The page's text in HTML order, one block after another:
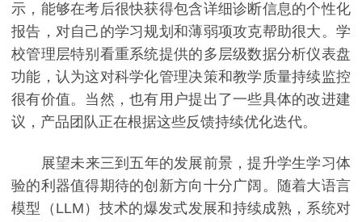
示，能够在考后很快获得包含详细诊断信息的个性化
报告，对自己的学习规划和薄弱项攻克帮助很大。学
校管理层特别看重系统提供的多层级数据分析仪表盘
功能，认为这对科学化管理决策和教学质量持续监控
很有价值。当然，也有用户提出了一些具体的改进建
议，产品团队正在根据这些反馈持续优化迭代。
展望未来三到五年的发展前景，提升学生学习体
验的利器值得期待的创新方向十分广阔。随着大语言
模型（LLM）技术的爆发式发展和持续成熟，系统对